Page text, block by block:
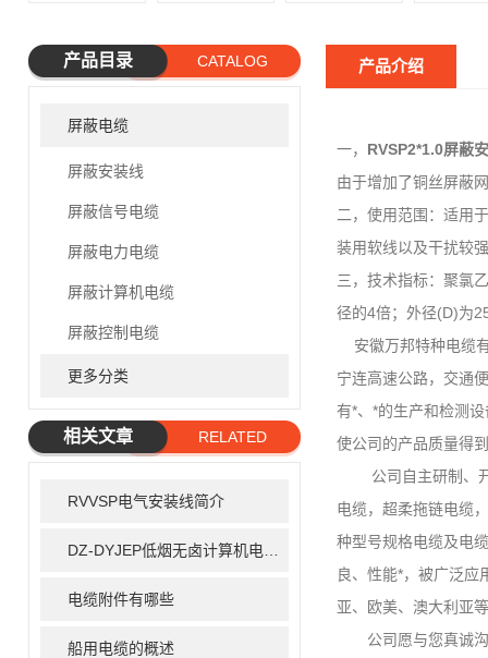
产品目录 CATALOG
屏蔽电缆
屏蔽安装线
屏蔽信号电缆
屏蔽电力电缆
屏蔽计算机电缆
屏蔽控制电缆
更多分类
相关文章
RELATED
RVVSP电气安装线简介
电缆附件有哪些
船用电缆的概述
产品介绍
一， RVSP2*1.0屏蔽
由于增加了铜丝屏蔽
二，使用范围：适用
装用软线以及干扰较
三，技术指标：聚氯
径的4倍；外径(D)为
安徽万邦特种电缆
宁连高速公路，交通
有*、*的生产和检测
使公司的产品质量得
公司自主研制、开
电缆，超柔拖链电缆
种型号规格电缆及电
良、性能*，被广泛应
亚、欧美、澳大利亚
公司愿与您真诚沟